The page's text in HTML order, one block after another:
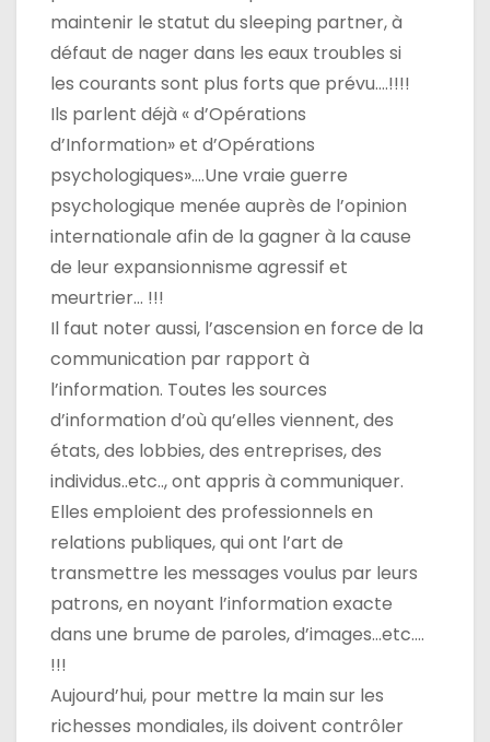
maintenir le statut du sleeping partner, à
défaut de nager dans les eaux troubles si
les courants sont plus forts que prévu….!!!!
Ils parlent déjà « d’Opérations
d’Information» et d’Opérations
psychologiques»….Une vraie guerre
psychologique menée auprès de l’opinion
internationale afin de la gagner à la cause
de leur expansionnisme agressif et
meurtrier… !!!
Il faut noter aussi, l’ascension en force de la
communication par rapport à
l’information. Toutes les sources
d’information d’où qu’elles viennent, des
états, des lobbies, des entreprises, des
individus..etc.., ont appris à communiquer.
Elles emploient des professionnels en
relations publiques, qui ont l’art de
transmettre les messages voulus par leurs
patrons, en noyant l’information exacte
dans une brume de paroles, d’images…etc….
!!!
Aujourd’hui, pour mettre la main sur les
richesses mondiales, ils doivent contrôler